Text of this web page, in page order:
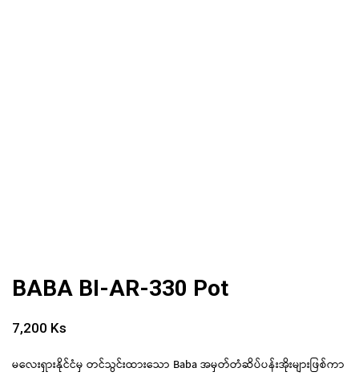
BABA BI-AR-330 Pot
7,200 Ks
မလေးရှားနိုင်ငံမှ တင်သွင်းထားသော Baba အမှတ်တံဆိပ်ပန်းအိုးများဖြစ်ကာ